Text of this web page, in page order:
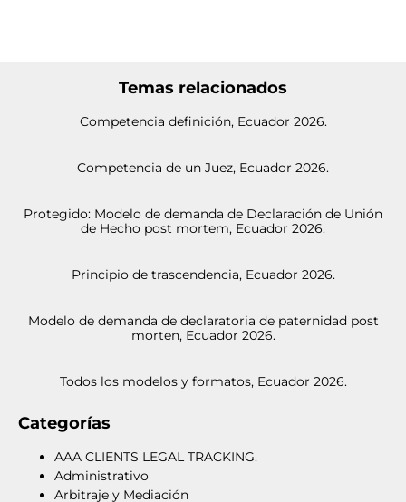
Temas relacionados
Competencia definición, Ecuador 2026.
Competencia de un Juez, Ecuador 2026.
Protegido: Modelo de demanda de Declaración de Unión
de Hecho post mortem, Ecuador 2026.
Principio de trascendencia, Ecuador 2026.
Modelo de demanda de declaratoria de paternidad post
morten, Ecuador 2026.
Todos los modelos y formatos, Ecuador 2026.
Categorías
AAA CLIENTS LEGAL TRACKING.
Administrativo
Arbitraje y Mediación